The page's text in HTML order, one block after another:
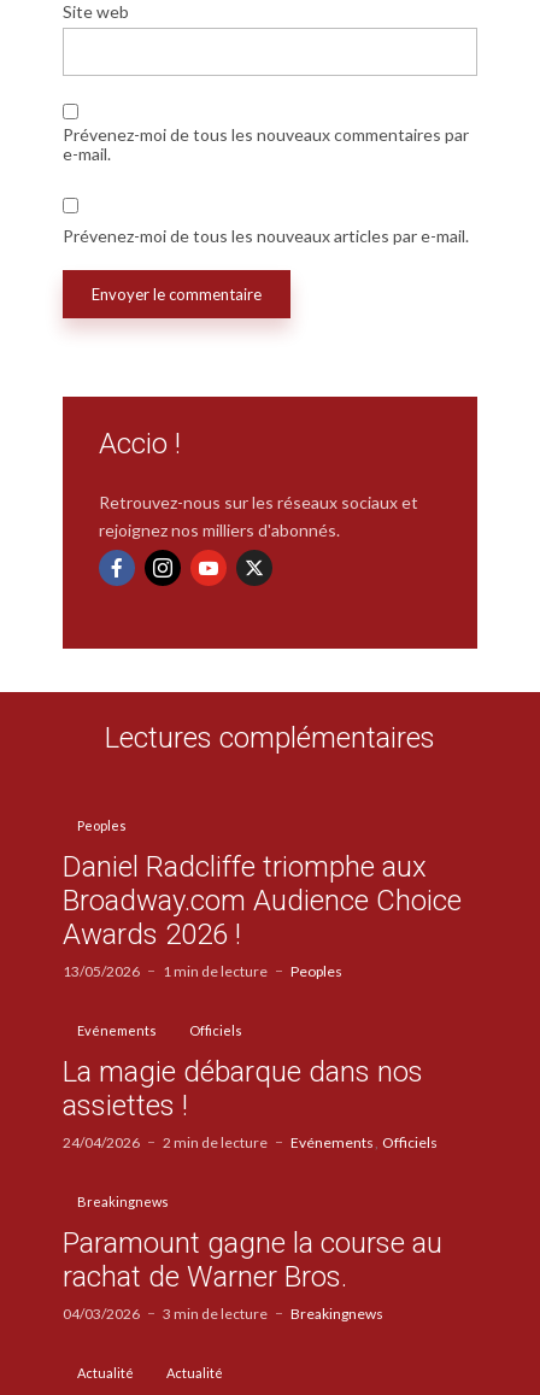
Site web
Prévenez-moi de tous les nouveaux commentaires par
e-mail.
Prévenez-moi de tous les nouveaux articles par e-mail.
Accio !
Retrouvez-nous sur les réseaux sociaux et
rejoignez nos milliers d'abonnés.
Lectures complémentaires
Peoples
Daniel Radcliffe triomphe aux
Broadway.com Audience Choice
Awards 2026 !
13/05/2026 1 min de lecture Peoples
Evénements Officiels
La magie débarque dans nos
assiettes !
24/04/2026 2 min de lecture Evénements Officiels
Breakingnews
Paramount gagne la course au
rachat de Warner Bros.
04/03/2026 3 min de lecture Breakingnews
Actualité Actualité